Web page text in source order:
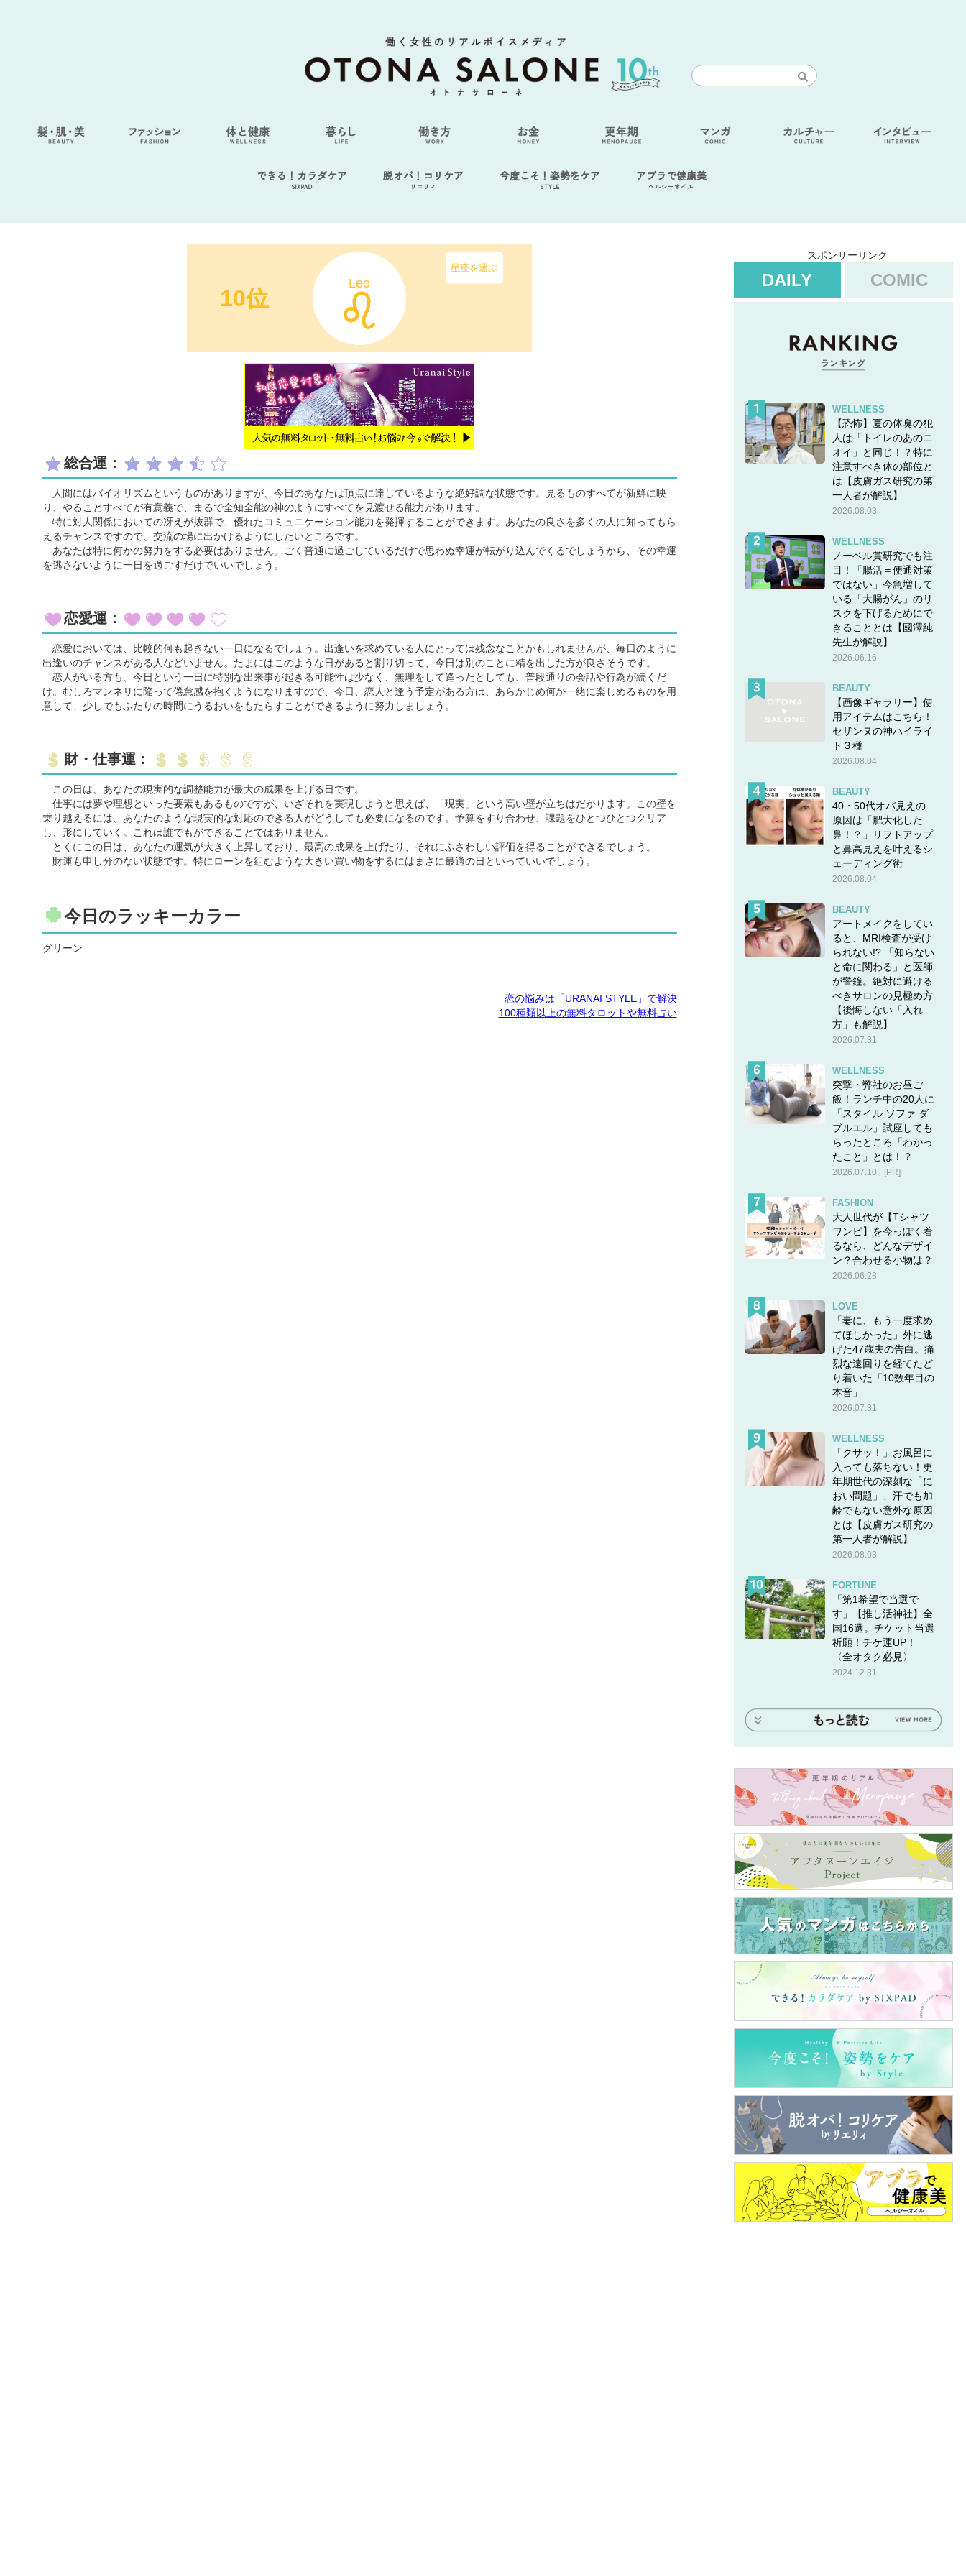
できる！カラダケア
SIXPAD
脱オバ！コリケア
リエリィ
今度こそ！姿勢をケア
STYLE
アブラで健康美
ヘルシーオイル
10位
Leo
星座を選ぶ
総合運：
人間にはバイオリズムというものがありますが、今日のあなたは頂点に達しているような絶好調な状態です。見るものすべてが新鮮に映
り、やることすべてが有意義で、まるで全知全能の神のようにすべてを見渡せる能力があります。
特に対人関係においての冴えが抜群で、優れたコミュニケーション能力を発揮することができます。あなたの良さを多くの人に知ってもら
えるチャンスですので、交流の場に出かけるようにしたいところです。
あなたは特に何かの努力をする必要はありません。ごく普通に過ごしているだけで思わぬ幸運が転がり込んでくるでしょうから、その幸運
を逃さないように一日を過ごすだけでいいでしょう。
恋愛運：
恋愛においては、比較的何も起きない一日になるでしょう。出逢いを求めている人にとっては残念なことかもしれませんが、毎日のように
出逢いのチャンスがある人などいません。たまにはこのような日があると割り切って、今日は別のことに精を出した方が良さそうです。
恋人がいる方も、今日という一日に特別な出来事が起きる可能性は少なく、無理をして逢ったとしても、普段通りの会話や行為が続くだ
け。むしろマンネリに陥って倦怠感を抱くようになりますので、今日、恋人と逢う予定がある方は、あらかじめ何か一緒に楽しめるものを用
意して、少しでもふたりの時間にうるおいをもたらすことができるように努力しましょう。
財・仕事運：
この日は、あなたの現実的な調整能力が最大の成果を上げる日です。
仕事には夢や理想といった要素もあるものですが、いざそれを実現しようと思えば、「現実」という高い壁が立ちはだかります。この壁を
乗り越えるには、あなたのような現実的な対応のできる人がどうしても必要になるのです。予算をすり合わせ、課題をひとつひとつクリア
し、形にしていく。これは誰でもができることではありません。
とくにこの日は、あなたの運気が大きく上昇しており、最高の成果を上げたり、それにふさわしい評価を得ることができるでしょう。
財運も申し分のない状態です。特にローンを組むような大きい買い物をするにはまさに最適の日といっていいでしょう。
今日のラッキーカラー
グリーン
恋の悩みは「URANAI STYLE」で解決
100種類以上の無料タロットや無料占い
スポンサーリンク
DAILY COMIC
WELLNESS
【恐怖】夏の体臭の犯
人は「トイレのあのニ
オイ」と同じ！？特に
注意すべき体の部位と
は【皮膚ガス研究の第
一人者が解説】
2026.08.03
WELLNESS
ノーベル賞研究でも注
目！「腸活＝便通対策
ではない」今急増して
いる「大腸がん」のリ
スクを下げるためにで
きることとは【國澤純
先生が解説】
2026.06.16
BEAUTY
【画像ギャラリー】使
用アイテムはこちら！
セザンヌの神ハイライ
ト３種
2026.08.04
BEAUTY
40・50代オバ見えの
原因は「肥大化した
鼻！？」リフトアップ
と鼻高見えを叶えるシ
ェーディング術
2026.08.04
BEAUTY
アートメイクをしてい
ると、MRI検査が受け
られない!? 「知らない
と命に関わる」と医師
が警鐘。絶対に避ける
べきサロンの見極め方
【後悔しない「入れ
方」も解説】
2026.07.31
WELLNESS
突撃・弊社のお昼ご
飯！ランチ中の20人に
「スタイル ソファ ダ
ブルエル」試座しても
らったところ「わかっ
たこと」とは！？
2026.07.10 [PR]
FASHION
大人世代が【Tシャツ
ワンピ】を今っぽく着
るなら、どんなデザイ
ン？合わせる小物は？
2026.06.28
LOVE
「妻に、もう一度求め
てほしかった」外に逃
げた47歳夫の告白。痛
烈な遠回りを経てたど
り着いた「10数年目の
本音」
2026.07.31
WELLNESS
「クサッ！」お風呂に
入っても落ちない！更
年期世代の深刻な「に
おい問題」、汗でも加
齢でもない意外な原因
とは【皮膚ガス研究の
第一人者が解説】
2026.08.03
FORTUNE
「第1希望で当選で
す」【推し活神社】全
国16選。チケット当選
祈願！チケ運UP！
〈全オタク必見〉
2024.12.31